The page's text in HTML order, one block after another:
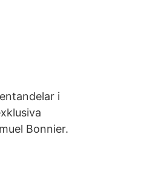
i
Bonnier.